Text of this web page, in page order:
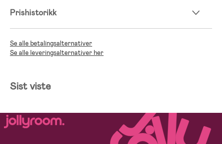
Prishistorikk
Se alle betalingsalternativer
Se alle leveringsalternativer her
Sist viste